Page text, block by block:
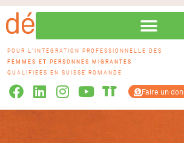
POUR L'INTÉGRATION PROFESSIONNELLE DES
FEMMES ET PERSONNES MIGRANTES
QUALIFIÉES EN SUISSE ROMANDE
Faire un don